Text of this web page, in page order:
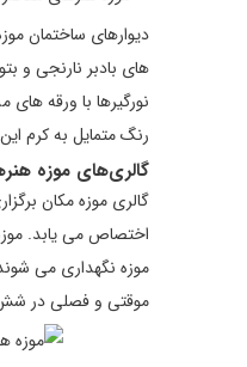
دیوارهای ساختمان
های بادبر نارنجی و
نورگیرها با ورقه‌
رنگ متمایل به کرم
گالری‌های موزه
گالری موزه مکان
اختصاص می‌ یابد.
موزه نگهداری می‌
موقتی و فصلی در شش